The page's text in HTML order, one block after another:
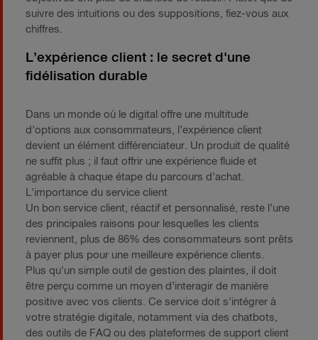
suivre des intuitions ou des suppositions, fiez-vous aux
chiffres.
L’expérience client : le secret d'une
fidélisation durable
Dans un monde où le digital offre une multitude
d’options aux consommateurs, l’expérience client
devient un élément différenciateur. Un produit de qualité
ne suffit plus ; il faut offrir une expérience fluide et
agréable à chaque étape du parcours d’achat.
L'importance du service client
Un bon service client, réactif et personnalisé, reste l’une
des principales raisons pour lesquelles les clients
reviennent, plus de 86% des consommateurs sont prêts
à payer plus pour une meilleure expérience clients.
Plus qu'un simple outil de gestion des plaintes, il doit
être perçu comme un moyen d’interagir de manière
positive avec vos clients. Ce service doit s’intégrer à
votre stratégie digitale, notamment via des chatbots,
des outils de FAQ ou des plateformes de support client